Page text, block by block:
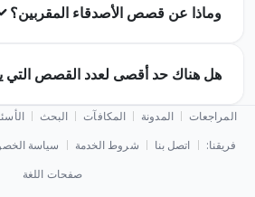
وماذا عن قصص الأصدقاء المقربين؟
هل هناك حد أقصى لعدد القصص التي
المراجعات المدونة المكافآت البحث
فريقنا: اتصل بنا شروط الخدمة سياسة
صفحات اللغة